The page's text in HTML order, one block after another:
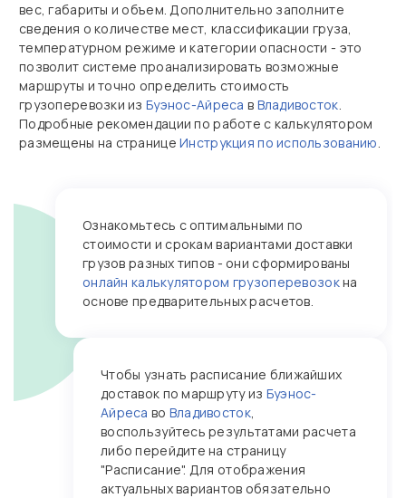
вес, габариты и объем. Дополнительно заполните
сведения о количестве мест, классификации груза,
температурном режиме и категории опасности - это
позволит системе проанализировать возможные
маршруты и точно определить стоимость
грузоперевозки изБуэнос-Айреса в Владивосток.
Подробные рекомендации по работе с калькулятором
размещены на страницеИнструкция по использованию.
Ознакомьтесь с оптимальными по
стоимости и срокам вариантами доставки
грузов разных типов - они сформированы
онлайн калькулятором грузоперевозокна
основе предварительных расчетов.
Чтобы узнать расписание ближайших
доставок по маршруту из Буэнос-
Айреса во Владивосток,
воспользуйтесь результатами расчета
либо перейдите на страницу
"Расписание". Для отображения
актуальных вариантов обязательно